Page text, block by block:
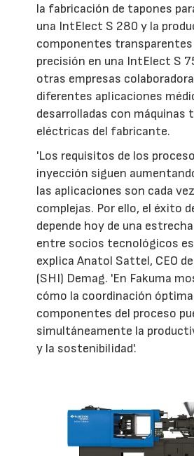
la fabricación de tapones
una IntElect S 280 y la
componentes transparentes
precisión en una IntElect S
otras empresas
diferentes aplicaciones
desarrolladas con máquinas
eléctricas del fabricante.
'Los requisitos de los
inyección siguen
las aplicaciones son cada
complejas. Por ello, el éxito
depende hoy de una
entre socios tecnológicos
explica Anatol Sattel, CEO
(SHI) Demag. 'En Fakuma
cómo la coordinación
componentes del proceso
simultáneamente la
y la sostenibilidad'.